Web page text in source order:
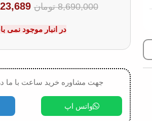
8,690,000 تومان
در انبار موجود نمی
جهت مشاوره خرید ساعت با ما
واتس اپ